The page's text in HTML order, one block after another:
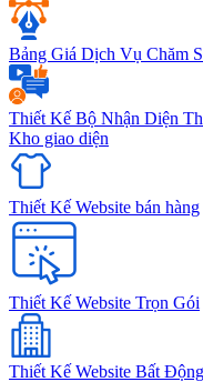
Bảng Giá Dịch Vụ Chăm
Thiết Kế Bộ Nhận Diện
Kho giao diện
Thiết Kế Website bán hàng
Thiết Kế Website Trọn Gói
Thiết Kế Website Bất